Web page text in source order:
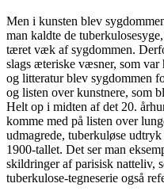
Men i kunsten blev
man kaldte de
tæret væk af sygdommen.
slags æteriske væsner, som
og litteratur blev sygdommen
og listen over kunstnere, som
Helt op i midten af det 20.
komme med på listen over
udmagrede, tuberkuløse
1900-tallet. Det ser man
skildringer af parisisk natteliv,
tuberkulose-tegneserie også